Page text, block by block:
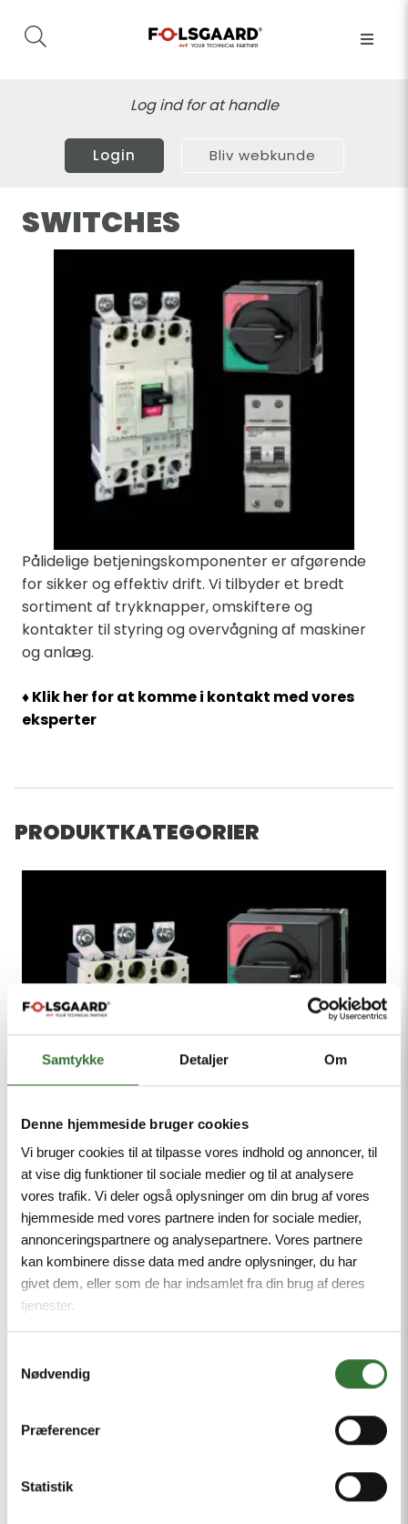
Samtykke Detaljer Om
Denne hjemmeside bruger cookies
Vi bruger cookies til at tilpasse vores indhold og annoncer, til
at vise dig funktioner til sociale medier og til at analysere
vores trafik. Vi deler også oplysninger om din brug af vores
hjemmeside med vores partnere inden for sociale medier,
annonceringspartnere og analysepartnere. Vores partnere
kan kombinere disse data med andre oplysninger, du har
givet dem, eller som de har indsamlet fra din brug af deres
tjenester.
Nødvendig
Præferencer
Statistik
Log ind for at handle
Login Bliv webkunde
SWITCHES
Pålidelige betjeningskomponenter er afgørende
for sikker og effektiv drift. Vi tilbyder et bredt
sortiment af trykknapper, omskiftere og
kontakter til styring og overvågning af maskiner
og anlæg.
♦ Klik her for at komme i kontakt med vores
eksperter
PRODUKTKATEGORIER
Trykknapper Og Switches